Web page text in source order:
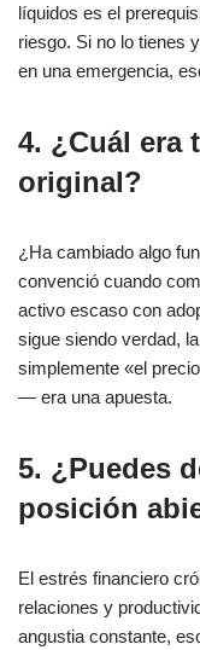
líquidos es el
riesgo. Si no lo tienes
en una emergencia,
4. ¿Cuál era
original?
¿Ha cambiado algo
convenció cuando
activo escaso con
sigue siendo verdad,
simplemente «el
— era una apuesta.
5. ¿Puedes
posición
El estrés financiero
relaciones y
angustia constante,